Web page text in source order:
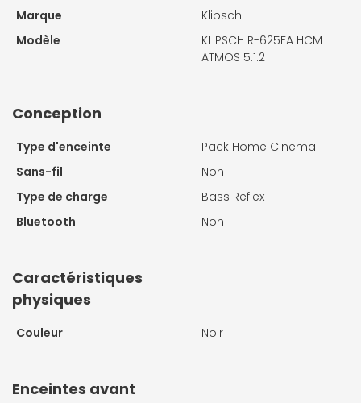
Marque
Klipsch
Modèle
KLIPSCH R-625FA HCM
ATMOS 5.1.2
Conception
Type d'enceinte
Pack Home Cinema
Sans-fil
Non
Type de charge
Bass Reflex
Bluetooth
Non
Caractéristiques
physiques
Couleur Noir
Enceintes avant